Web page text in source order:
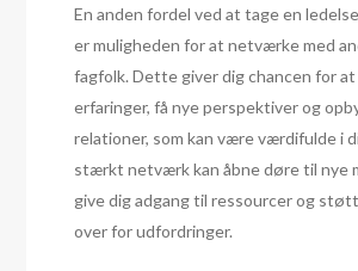
En anden fordel ved at tage en
er muligheden for at netværke med
fagfolk. Dette giver dig chancen for
erfaringer, få nye perspektiver og
relationer, som kan være værdifulde i
stærkt netværk kan åbne døre til nye
give dig adgang til ressourcer og
over for udfordringer.